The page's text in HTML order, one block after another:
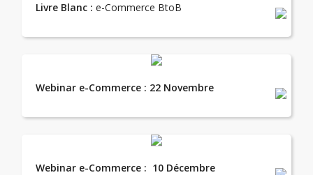
Livre Blanc : e-Commerce BtoB
Webinar e-Commerce : 22 Novembre
Webinar e-Commerce : 10 Décembre